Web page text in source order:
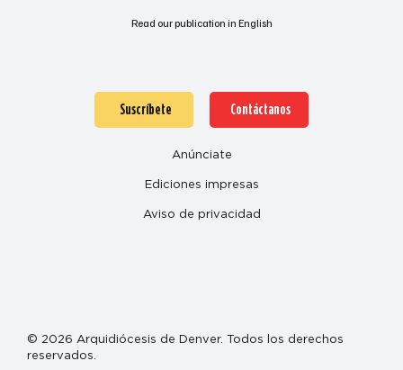
Read our publication in English
Suscríbete Contáctanos
Anúnciate
Ediciones impresas
Aviso de privacidad
© 2026 Arquidiócesis de Denver. Todos los derechos
reservados.